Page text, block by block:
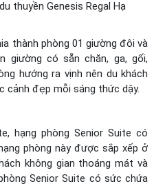
thành phòng 01 giường đôi và
giường có sẵn chăn, ga, gối,
hướng ra vịnh nên du khách
cảnh đẹp mỗi sáng thức dậy.
hạng phòng Senior Suite có
phòng này được sắp xếp ở
không gian thoáng mát và
Senior Suite có sức chứa